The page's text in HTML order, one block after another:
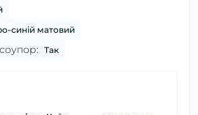
синій матовий
Так